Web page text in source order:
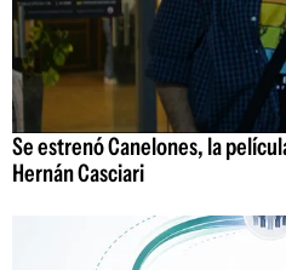
Se estrenó Canelones, la
Hernán Casciari